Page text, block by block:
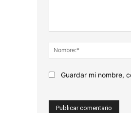
tu
comentario...
Guardar mi nombre,